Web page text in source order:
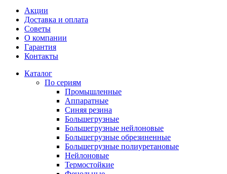
Акции
Доставка и оплата
Советы
О компании
Гарантия
Контакты
Каталог
По сериям
Промышленные
Аппаратные
Синяя резина
Большегрузные
Большегрузные нейлоновые
Большегрузные обрезиненные
Большегрузные полиуретановые
Нейлоновые
Термостойкие